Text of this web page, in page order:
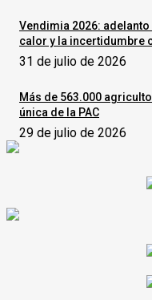
Vendimia 2026:
calor y la incertidumbre
31 de julio de 2026
Más de 563.000
única de la PAC
29 de julio de 2026